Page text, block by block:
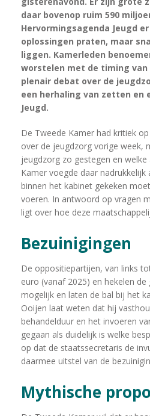
daar bovenop ruim 590
Hervormingsagenda Jeugd
oplossingen praten, maar
liggen. Kamerleden
worstelen met de timing van
plenair debat over de
een herhaling van zetten en
Jeugd.
De Tweede Kamer had kritiek
over de jeugdzorg vorige week,
jeugdzorg zo gestegen en
Kamer voegde daar
binnen het kabinet gekeken
voeren. In antwoord op vragen
ligt over hoe deze
Bezuinigingen
De oppositiepartijen, van links
euro (vanaf 2025) en hekelen
mogelijk en laten de bal bij het
Ooijen laat weten dat hij
behandelduur en het invoeren
gegaan als duidelijk is welke
op dat de staatssecretaris de
daarmee uitstel van de
Mythische